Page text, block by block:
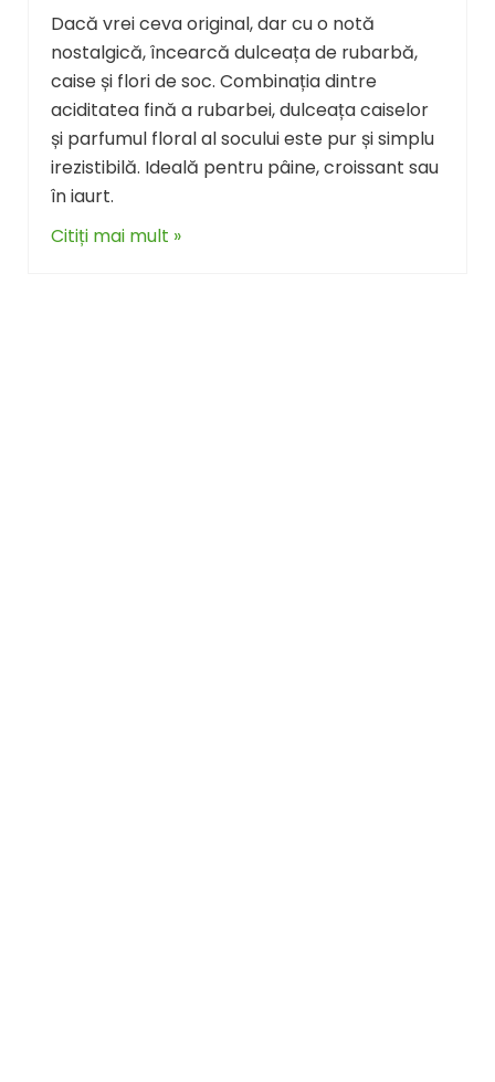
Dacă vrei ceva original, dar cu o notă
nostalgică, încearcă dulceața de rubarbă,
caise și flori de soc. Combinația dintre
aciditatea fină a rubarbei, dulceața caiselor
și parfumul floral al socului este pur și simplu
irezistibilă. Ideală pentru pâine, croissant sau
în iaurt.
Citiți mai mult »